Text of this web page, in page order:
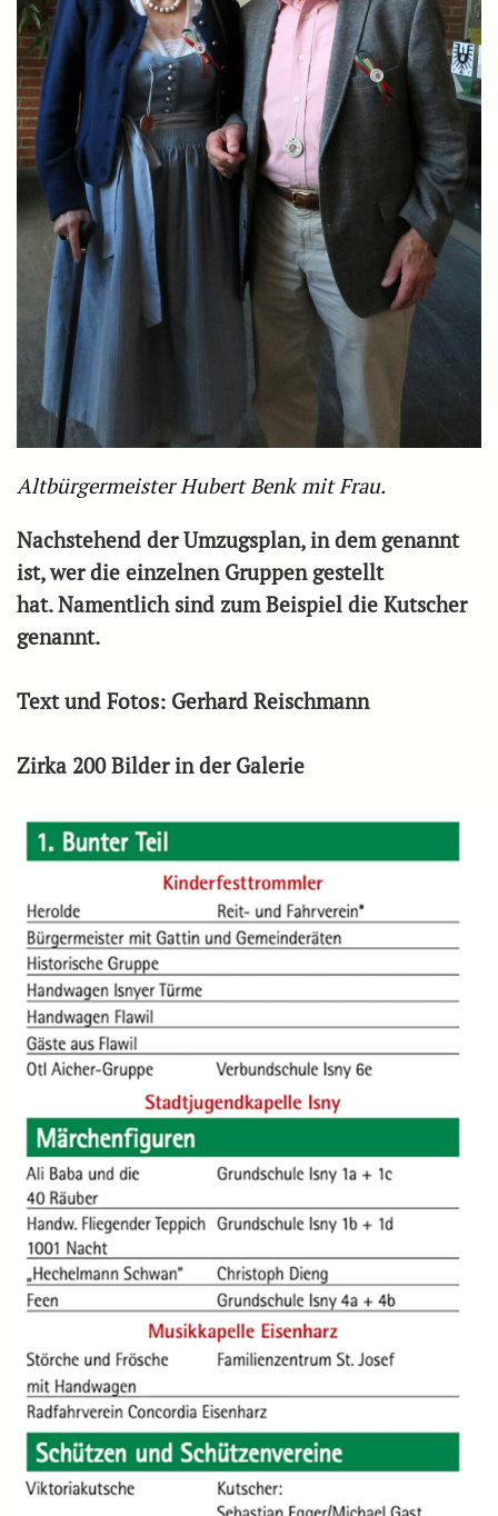
Altbürgermeister Hubert Benk mit Frau.
Nachstehend der Umzugsplan, in dem genannt
ist, wer die einzelnen Gruppen gestellt
hat. Namentlich sind zum Beispiel die Kutscher
genannt.
Text und Fotos: Gerhard Reischmann
Zirka 200 Bilder in der Galerie